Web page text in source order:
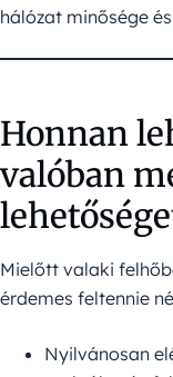
hálózat minősége
Honnan
valóban
Mielőtt valaki
érdemes feltennie
Nyilvánosan